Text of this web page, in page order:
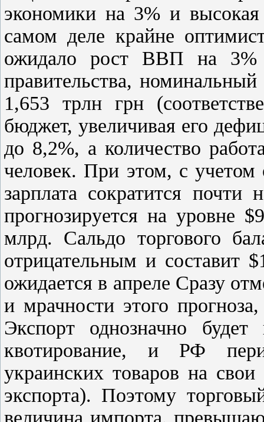
экономики на 3% и
самом деле крайне
ожидало рост ВВП на
правительства,
1,653 трлн грн
бюджет, увеличивая его
до 8,2%, а количество
человек. При этом, с
зарплата сократится
прогнозируется на уровне
млрд. Сальдо торгового
отрицательным и
ожидается в апреле Сразу
и мрачности этого
Экспорт однозначно
квотирование, и РФ
украинских товаров на
экспорта). Поэтому